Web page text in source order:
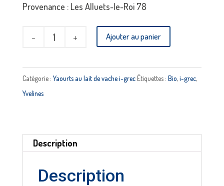
Provenance : Les Alluets-le-Roi 78
quantité
Le
Crè'meuh
l’abricot
I-
GREC
Ajouter au panier
Catégorie : Yaourts au lait de vache i-grecÉtiquettes : Bio,i-grec,
Yvelines
Description
Description